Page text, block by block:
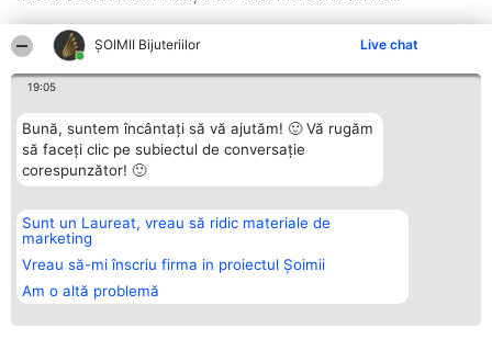
ŞOIMII Bijuteriilor Live chat
19:05
Bună, suntem încântați să vă ajutăm! 🙂 Vă rugăm
să faceți clic pe subiectul de conversație
corespunzător! 🙂
Sunt un Laureat, vreau să ridic materiale de
marketing
Vreau să-mi înscriu firma in proiectul Șoimii
Am o altă problemă
Organizator Ranking
BRIGHT SOLUTIONS BR SRL
Aleea Timisul De Sus 2 Bl. A30
Sc. A Et. 4 Ap. 13 Cod 061952
București
CUI 36737675
Plebiscyt
Lista Tuturor
Laureaților
Statut
Contact